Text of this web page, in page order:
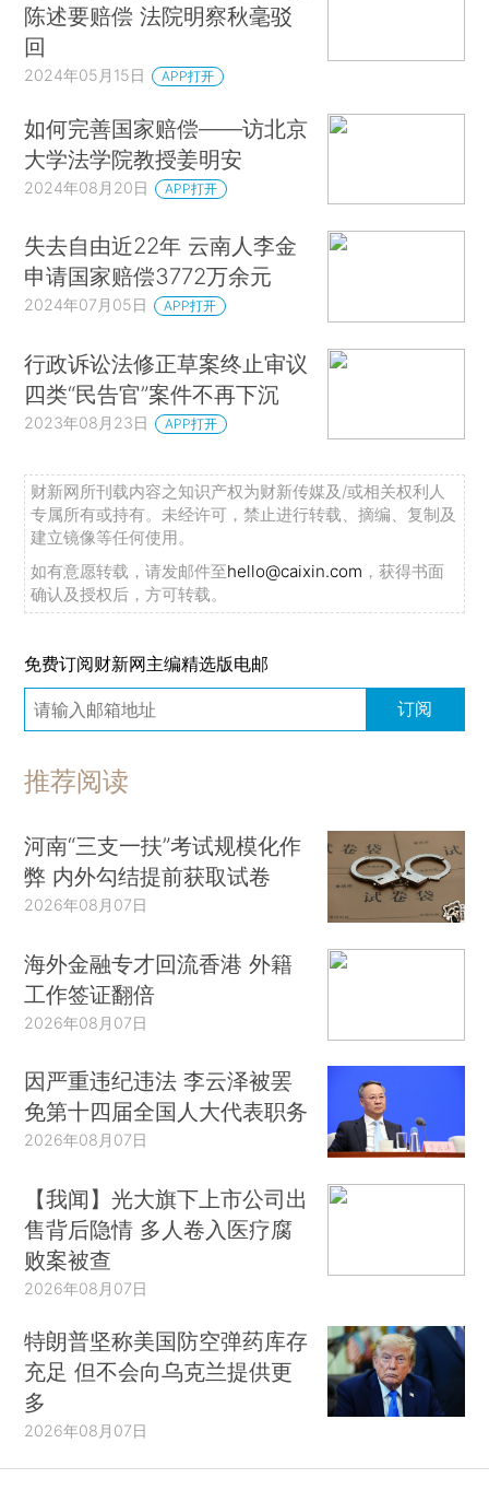
陈述要赔偿 法院明察秋毫驳
回
2024年05月15日 APP打开
如何完善国家赔偿——访北京
大学法学院教授姜明安
2024年08月20日 APP打开
失去自由近22年 云南人李金
申请国家赔偿3772万余元
2024年07月05日 APP打开
行政诉讼法修正草案终止审议
四类“民告官”案件不再下沉
2023年08月23日 APP打开
财新网所刊载内容之知识产权为财新传媒及/或相关权利人
专属所有或持有。未经许可，禁止进行转载、摘编、复制及
建立镜像等任何使用。
如有意愿转载，请发邮件至hello@caixin.com ，获得书面
确认及授权后，方可转载。
免费订阅财新网主编精选版电邮
订阅
推荐阅读
河南“三支一扶”考试规模化作
弊 内外勾结提前获取试卷
2026年08月07日
海外金融专才回流香港 外籍
工作签证翻倍
2026年08月07日
因严重违纪违法 李云泽被罢
免第十四届全国人大代表职务
2026年08月07日
【我闻】光大旗下上市公司出
售背后隐情 多人卷入医疗腐
败案被查
2026年08月07日
特朗普坚称美国防空弹药库存
充足 但不会向乌克兰提供更
多
2026年08月07日